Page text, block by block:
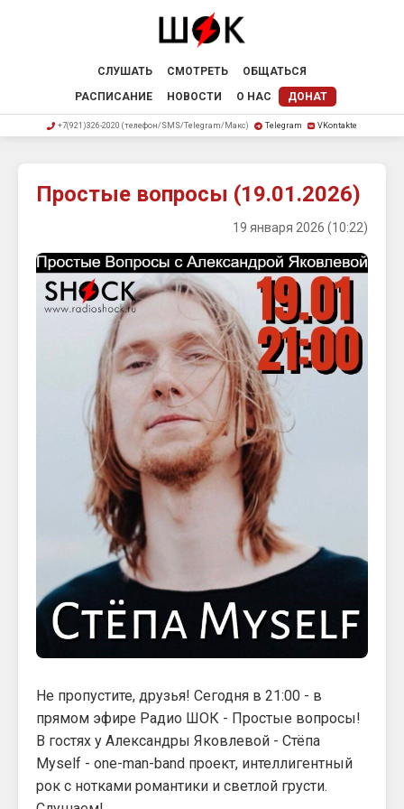
СЛУШАТЬ СМОТРЕТЬ
ОБЩАТЬСЯ
РАСПИСАНИЕ
НОВОСТИ О НАС ДОНАТ
+7(921)326-2020 (телефон/SMS/Telegram/Макс) Telegram VKontakte
Простые вопросы (19.01.2026)
19 января 2026 (10:22)
Не пропустите, друзья! Сегодня в 21:00 - в
прямом эфире Радио ШОК - Простые вопросы!
В гостях у Александры Яковлевой - Стёпа
Myself - one-man-band проект, интеллигентный
рок с нотками романтики и светлой грусти.